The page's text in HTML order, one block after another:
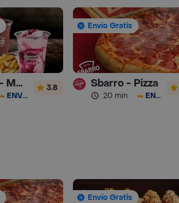
El Corral - Malteadas y Helados
ENVÍO GRATIS
3.8
Envío Gratis
Sbarro - Pizza
20 min · ENVÍO GRATIS
Envío Gratis